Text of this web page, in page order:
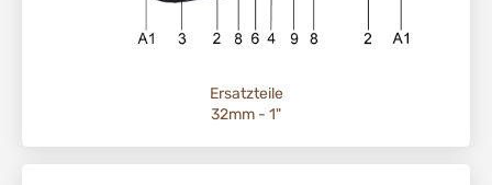
Ersatzteile
32mm - 1"